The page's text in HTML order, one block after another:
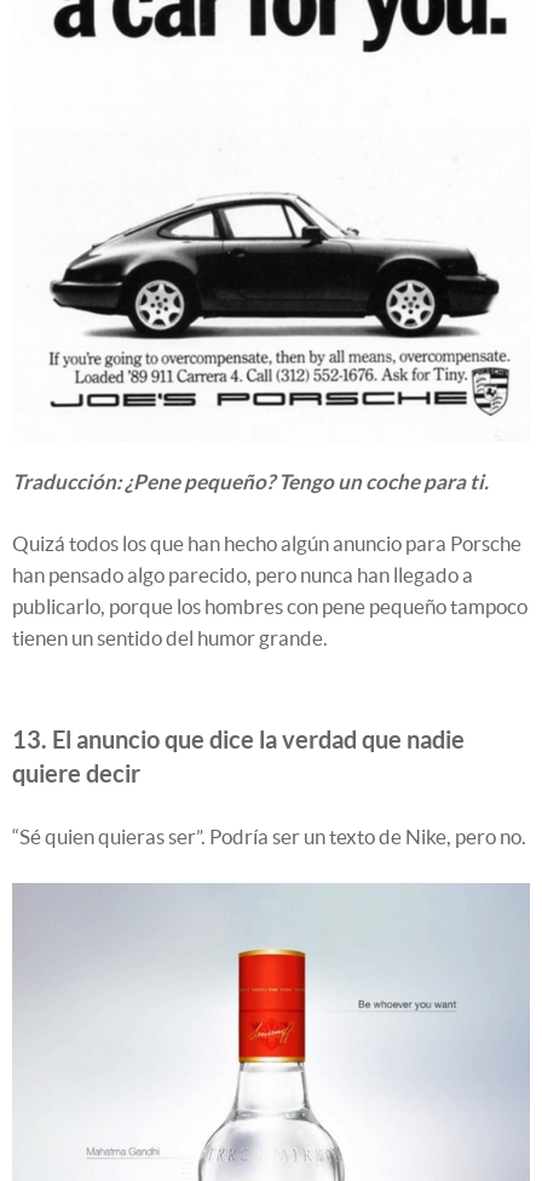
Traducción: ¿Pene pequeño? Tengo un coche para ti.
Quizá todos los que han hecho algún anuncio para Porsche
han pensado algo parecido, pero nunca han llegado a
publicarlo, porque los hombres con pene pequeño tampoco
tienen un sentido del humor grande.
13. El anuncio que dice la verdad que nadie
quiere decir
“Sé quien quieras ser”. Podría ser un texto de Nike, pero no.